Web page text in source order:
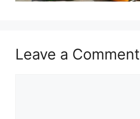
Leave a Comment